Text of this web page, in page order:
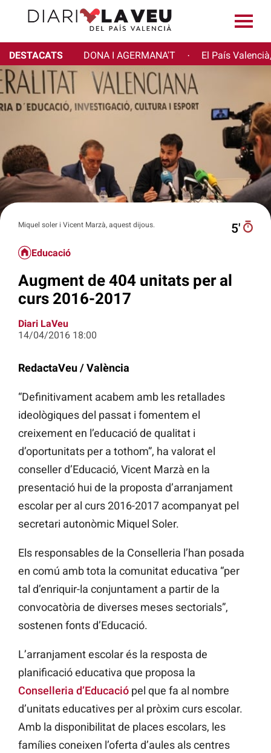
DESTACATS DONA I AGERMANA'T · El País
Miquel soler i Vicent Marzà, aquest dijous. 5′
Educació
Augment de 404 unitats per al
curs 2016-2017
Diari LaVeu
14/04/2016 18:00
RedactaVeu / València
“Definitivament acabem amb les retallades
ideològiques del passat i fomentem el
creixement en l’educació de qualitat i
d’oportunitats per a tothom”, ha valorat el
conseller d’Educació, Vicent Marzà en la
presentació hui de la proposta d’arranjament
escolar per al curs 2016-2017 acompanyat pel
secretari autonòmic Miquel Soler.
Els responsables de la Conselleria l’han posada
en comú amb tota la comunitat educativa “per
tal d’enriquir-la conjuntament a partir de la
convocatòria de diverses meses sectorials”,
sostenen fonts d’Educació.
L’arranjament escolar és la resposta de
planificació educativa que proposa la
Conselleria d’Educació pel que fa al nombre
d’unitats educatives per al pròxim curs escolar.
Amb la disponibilitat de places escolars, les
famílies coneixen l’oferta d’aules als centres